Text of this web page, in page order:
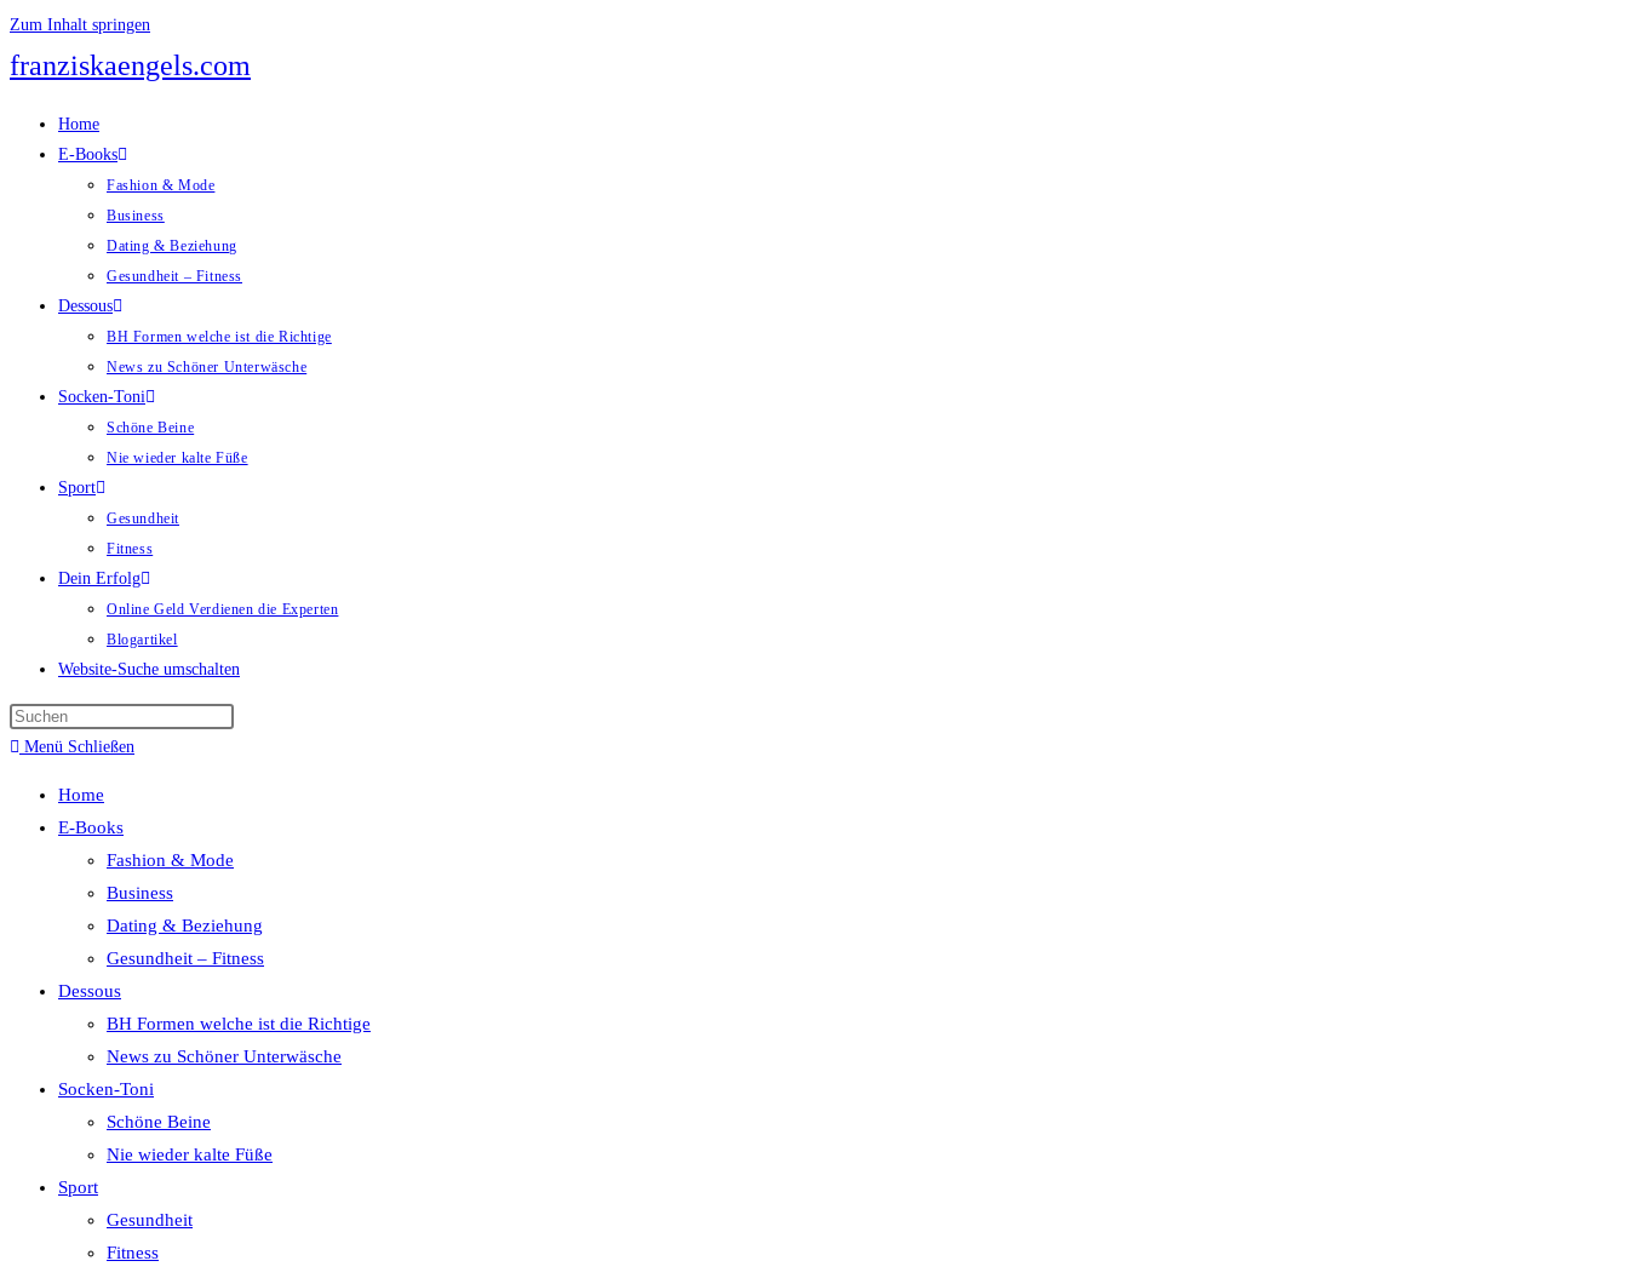
Zum Inhalt springen
franziskaengels.com
Home
E-Books
Fashion & Mode
Business
Dating & Beziehung
Gesundheit – Fitness
Dessous
BH Formen welche ist die Richtige
News zu Schöner Unterwäsche
Socken-Toni
Schöne Beine
Nie wieder kalte Füße
Sport
Gesundheit
Fitness
Dein Erfolg
Online Geld Verdienen die Experten
Blogartikel
Website-Suche umschalten
Menü Schließen
Home
E-Books
Fashion & Mode
Business
Dating & Beziehung
Gesundheit – Fitness
Dessous
BH Formen welche ist die Richtige
News zu Schöner Unterwäsche
Socken-Toni
Schöne Beine
Nie wieder kalte Füße
Sport
Gesundheit
Fitness